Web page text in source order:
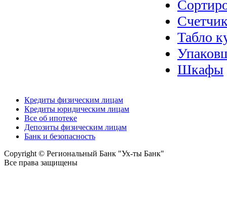
Табло
Шкафы
Кредиты физическим лицам
Кредиты юридическим лицам
Все об ипотеке
Депозиты физическим лицам
Банк и безопасность
Copyright © Региональный Банк "Ух-ты Банк"
Все права защищены